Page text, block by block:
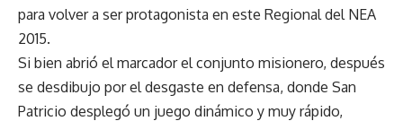
para volver a ser protagonista en este Regional del NEA
2015.
Si bien abrió el marcador el conjunto misionero, después
se desdibujo por el desgaste en defensa, donde San
Patricio desplegó un juego dinámico y muy rápido,